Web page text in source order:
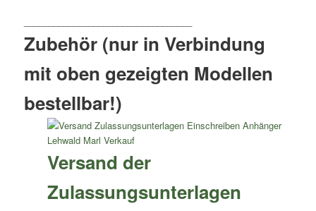
Zubehör (nur in Verbindung
mit oben gezeigten Modellen
bestellbar!)
Versand der
Zulassungsunterlagen